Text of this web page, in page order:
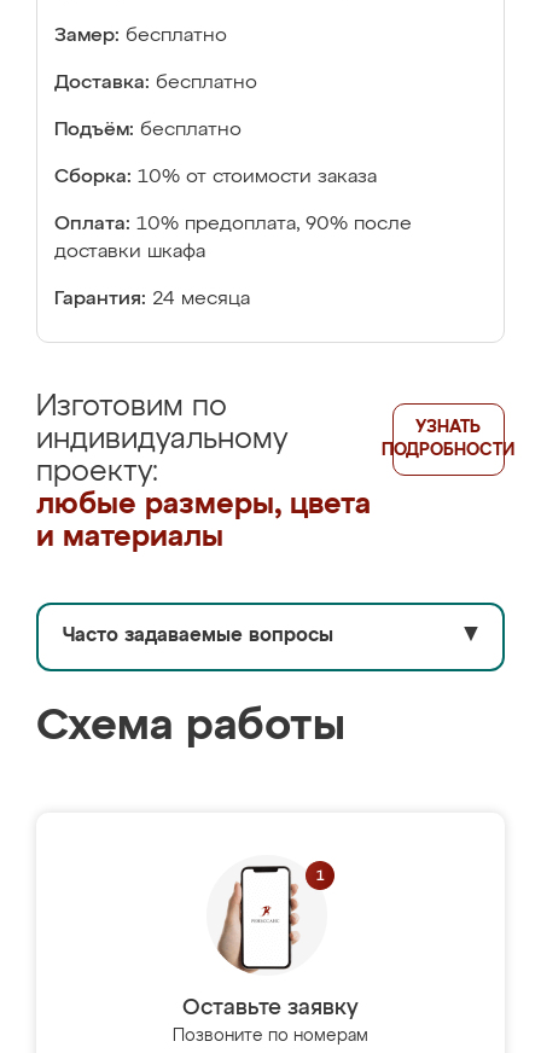
Замер: бесплатно
Доставка: бесплатно
Подъём: бесплатно
Сборка: 10% от стоимости заказа
Оплата: 10% предоплата, 90% после
доставки шкафа
Гарантия: 24 месяца
Изготовим по
индивидуальному
проекту:
любые размеры, цвета
и материалы
УЗНАТЬ
ПОДРОБНОСТИ
Часто задаваемые вопросы ▼
Схема работы
Оставьте заявку
Позвоните по номерам